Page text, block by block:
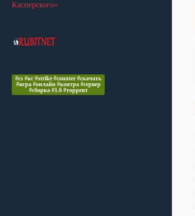
Касперского»
#cs #кс #strike #counter #скачать
#игра #онлайн #контра #сервер
#сборка #1.6 #торрент